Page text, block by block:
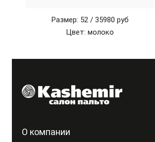
Размер: 52 / 35980 руб
Цвет: молоко
О компании